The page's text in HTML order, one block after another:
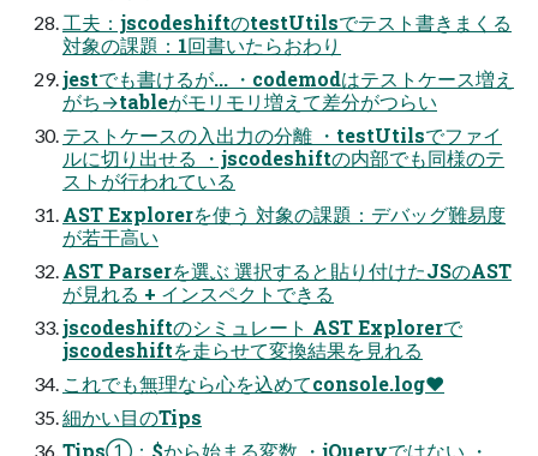
工夫：jscodeshiftのtestUtilsでテスト書きまくる
対象の課題：1回書いたらおわり
jestでも書けるが... ・codemodはテストケース増え
がち→tableがモリモリ増えて差分がつらい
テストケースの入出力の分離 ・testUtilsでファイ
ルに切り出せる ・jscodeshiftの内部でも同様のテ
ストが行われている
AST Explorerを使う 対象の課題：デバッグ難易度
が若干高い
AST Parserを選ぶ 選択すると貼り付けたJSのAST
が見れる + インスペクトできる
jscodeshiftのシミュレート AST Explorerで
jscodeshiftを走らせて変換結果を見れる
これでも無理なら心を込めてconsole.log❤
細かい目のTips
Tips①：$から始まる変数 ・jQueryではない ・